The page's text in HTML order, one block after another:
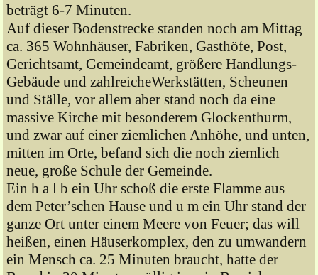
beträgt 6-7 Minuten.
Auf dieser Bodenstrecke standen noch am Mittag
ca. 365 Wohnhäuser, Fabriken, Gasthöfe, Post,
Gerichtsamt, Gemeindeamt, größere Handlungs-
Gebäude und zahlreicheWerkstätten, Scheunen
und Ställe, vor allem aber stand noch da eine
massive Kirche mit besonderem Glockenthurm,
und zwar auf einer ziemlichen Anhöhe, und unten,
mitten im Orte, befand sich die noch ziemlich
neue, große Schule der Gemeinde.
Ein h a l b ein Uhr schoß die erste Flamme aus
dem Peter’schen Hause und u m ein Uhr stand der
ganze Ort unter einem Meere von Feuer; das will
heißen, einen Häuserkomplex, den zu umwandern
ein Mensch ca. 25 Minuten braucht, hatte der